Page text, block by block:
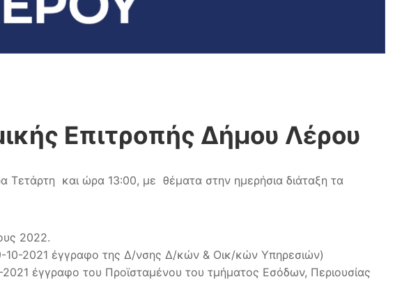
Επιτροπής Δήμου Λέρου
Τετάρτη και ώρα 13:00, με θέματα στην ημερήσια διάταξη τα
2022.
2021 έγγραφο της Δ/νσης Δ/κών & Οικ/κών Υπηρεσιών)
έγγραφο του Προϊσταμένου του τμήματος Εσόδων, Περιουσίας